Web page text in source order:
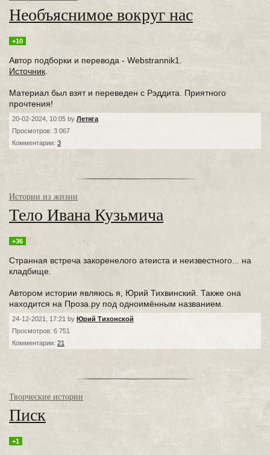
Необъяснимое вокруг нас⁠⁠
+10
Автор подборки и перевода - Webstrannik1.
Источник
Материал был взят и переведен с Рэддита. Приятного
прочтения!
20-02-2024, 10:05 by Летяга
Просмотров: 3 067
Комментарии: 3
Истории из жизни
Тело Ивана Кузьмича
+36
Странная встреча закоренелого атеиста и неизвестного... на
кладбище.
Автором истории являюсь я, Юрий Тихвинский. Также она
находится на Проза.ру под одноимённым названием.
24-12-2021, 17:21 by Юрий Тихонской
Просмотров: 6 751
Комментарии: 21
Творческие истории
Писк
+1